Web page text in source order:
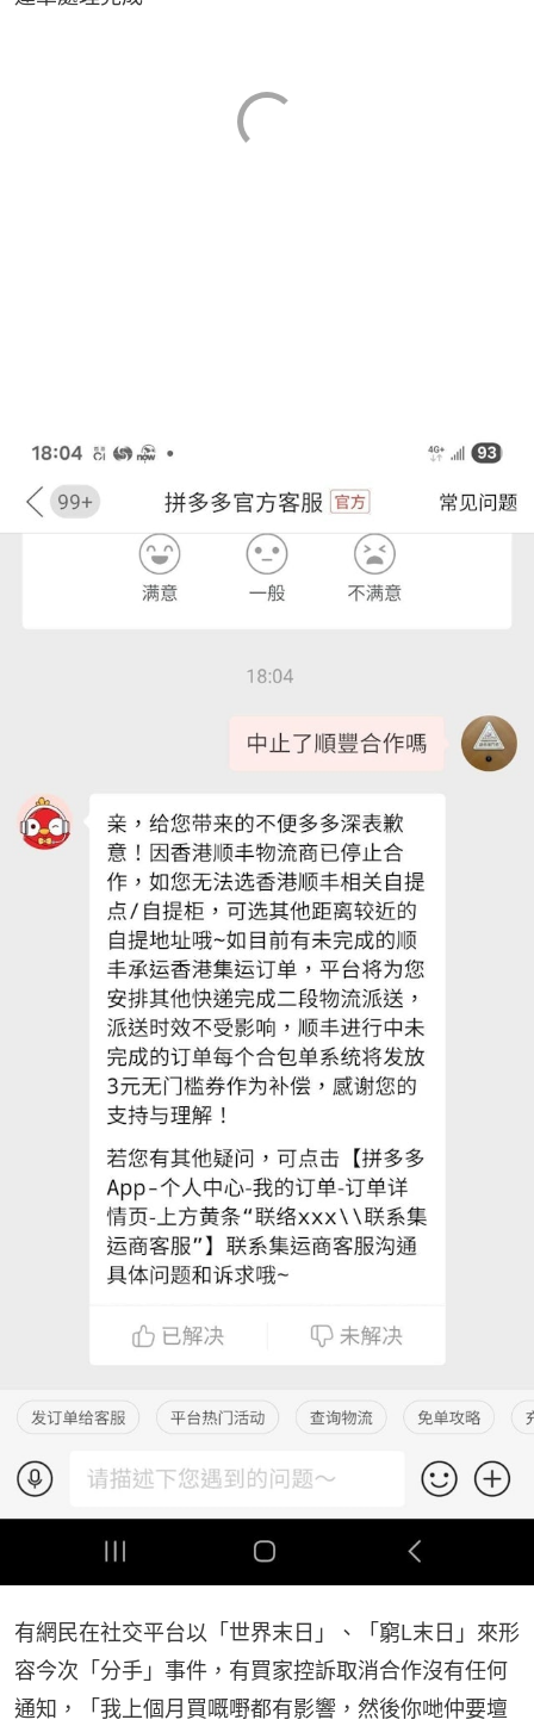
有網民在社交平台以「世界末日」、「窮L末日」來形
容今次「分手」事件，有買家控訴取消合作沒有任何
通知，「我上個月買嘅嘢都有影響，然後你哋仲要壇